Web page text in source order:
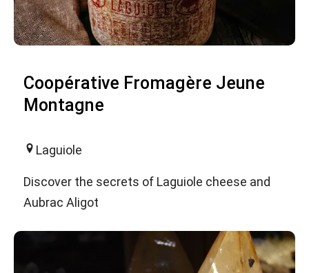
Coopérative Fromagère Jeune
Montagne
Laguiole
Discover the secrets of Laguiole cheese and
Aubrac Aligot